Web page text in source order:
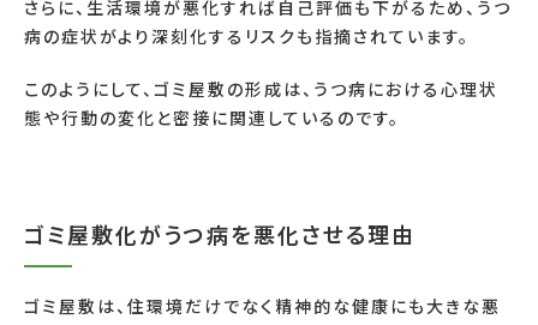
さらに、生活環境が悪化すれば自己評価も下がるため、うつ
病の症状がより深刻化するリスクも指摘されています。
このようにして、ゴミ屋敷の形成は、うつ病における心理状
態や行動の変化と密接に関連しているのです。
ゴミ屋敷化がうつ病を悪化させる理由
ゴミ屋敷は、住環境だけでなく精神的な健康にも大きな悪